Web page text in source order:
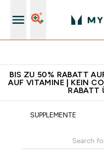
BIS ZU 50% RABATT
AUF VITAMINE | KEIN
RABATT
SUPPLEMENTE